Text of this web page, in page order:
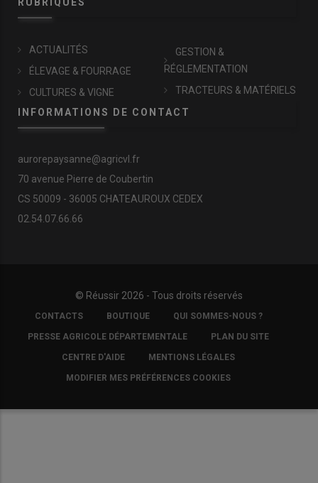
RUBRIQUES
ACTUALITÉS
ÉLEVAGE & FOURRAGE
CULTURES & VIGNE
GESTION &
RÉGLEMENTATION
TRACTEURS & MATÉRIELS
INFORMATIONS DE CONTACT
aurorepaysanne@agricvl.fr
70 avenue Pierre de Coubertin
CS 50009 - 36005 CHATEAUROUX CEDEX
02.54.07.66.66
© Réussir 2026 - Tous droits réservés
FOOTER
COPYRIGHT
CONTACTS BOUTIQUE QUI SOMMES-NOUS ?
PRESSE AGRICOLE DÉPARTEMENTALE PLAN DU SITE
CENTRE D'AIDE MENTIONS LÉGALES
MODIFIER MES PRÉFÉRENCES COOKIES